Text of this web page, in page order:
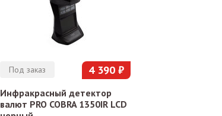
Под заказ 4 390 ₽
Инфракрасный детектор
валют PRO COBRA 1350IR LCD